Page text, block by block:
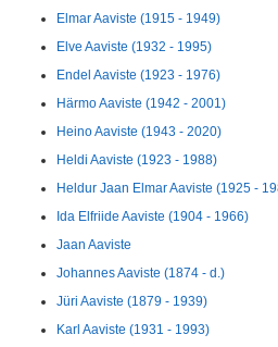
Elmar Aaviste (1915 - 1949)
Elve Aaviste (1932 - 1995)
Endel Aaviste (1923 - 1976)
Härmo Aaviste (1942 - 2001)
Heino Aaviste (1943 - 2020)
Heldi Aaviste (1923 - 1988)
Heldur Jaan Elmar Aaviste (1925 -
Ida Elfriide Aaviste (1904 - 1966)
Jaan Aaviste
Johannes Aaviste (1874 - d.)
Jüri Aaviste (1879 - 1939)
Karl Aaviste (1931 - 1993)